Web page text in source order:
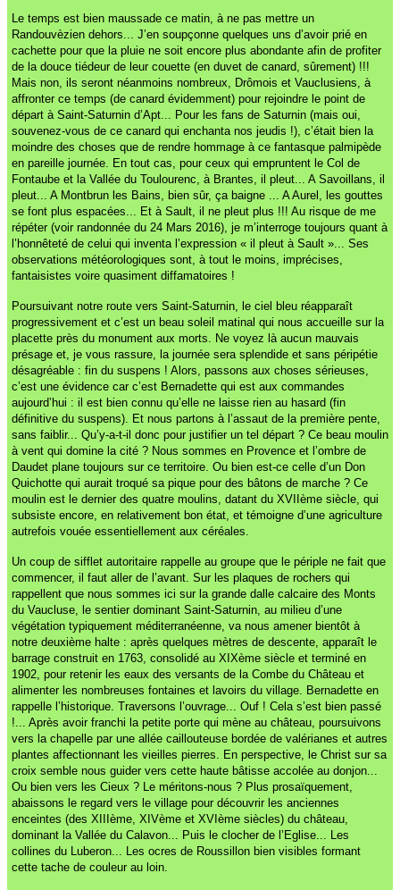
Le temps est bien maussade ce matin, à ne pas mettre un
Randouvèzien dehors... J’en soupçonne quelques uns d’avoir prié en
cachette pour que la pluie ne soit encore plus abondante afin de profiter
de la douce tiédeur de leur couette (en duvet de canard, sûrement) !!!
Mais non, ils seront néanmoins nombreux, Drômois et Vauclusiens, à
affronter ce temps (de canard évidemment) pour rejoindre le point de
départ à Saint-Saturnin d’Apt... Pour les fans de Saturnin (mais oui,
souvenez-vous de ce canard qui enchanta nos jeudis !), c’était bien la
moindre des choses que de rendre hommage à ce fantasque palmipède
en pareille journée. En tout cas, pour ceux qui empruntent le Col de
Fontaube et la Vallée du Toulourenc, à Brantes, il pleut... A Savoillans, il
pleut... A Montbrun les Bains, bien sûr, ça baigne ... A Aurel, les gouttes
se font plus espacées... Et à Sault, il ne pleut plus !!! Au risque de me
répéter (voir randonnée du 24 Mars 2016), je m’interroge toujours quant à
l’honnêteté de celui qui inventa l’expression « il pleut à Sault »... Ses
observations météorologiques sont, à tout le moins, imprécises,
fantaisistes voire quasiment diffamatoires !
Poursuivant notre route vers Saint-Saturnin, le ciel bleu réapparaît
progressivement et c’est un beau soleil matinal qui nous accueille sur la
placette près du monument aux morts. Ne voyez là aucun mauvais
présage et, je vous rassure, la journée sera splendide et sans péripétie
désagréable : fin du suspens ! Alors, passons aux choses sérieuses,
c’est une évidence car c’est Bernadette qui est aux commandes
aujourd’hui : il est bien connu qu’elle ne laisse rien au hasard (fin
définitive du suspens). Et nous partons à l’assaut de la première pente,
sans faiblir... Qu’y-a-t-il donc pour justifier un tel départ ? Ce beau moulin
à vent qui domine la cité ? Nous sommes en Provence et l’ombre de
Daudet plane toujours sur ce territoire. Ou bien est-ce celle d’un Don
Quichotte qui aurait troqué sa pique pour des bâtons de marche ? Ce
moulin est le dernier des quatre moulins, datant du XVIIème siècle, qui
subsiste encore, en relativement bon état, et témoigne d’une agriculture
autrefois vouée essentiellement aux céréales.
Un coup de sifflet autoritaire rappelle au groupe que le périple ne fait que
commencer, il faut aller de l’avant. Sur les plaques de rochers qui
rappellent que nous sommes ici sur la grande dalle calcaire des Monts
du Vaucluse, le sentier dominant Saint-Saturnin, au milieu d’une
végétation typiquement méditerranéenne, va nous amener bientôt à
notre deuxième halte : après quelques mètres de descente, apparaît le
barrage construit en 1763, consolidé au XIXème siècle et terminé en
1902, pour retenir les eaux des versants de la Combe du Château et
alimenter les nombreuses fontaines et lavoirs du village. Bernadette en
rappelle l’historique. Traversons l’ouvrage... Ouf ! Cela s’est bien passé
!... Après avoir franchi la petite porte qui mène au château, poursuivons
vers la chapelle par une allée caillouteuse bordée de valérianes et autres
plantes affectionnant les vieilles pierres. En perspective, le Christ sur sa
croix semble nous guider vers cette haute bâtisse accolée au donjon...
Ou bien vers les Cieux ? Le méritons-nous ? Plus prosaïquement,
abaissons le regard vers le village pour découvrir les anciennes
enceintes (des XIIIème, XIVème et XVIème siècles) du château,
dominant la Vallée du Calavon... Puis le clocher de l’Eglise... Les
collines du Luberon... Les ocres de Roussillon bien visibles formant
cette tache de couleur au loin.